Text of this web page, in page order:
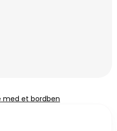
med et bordben